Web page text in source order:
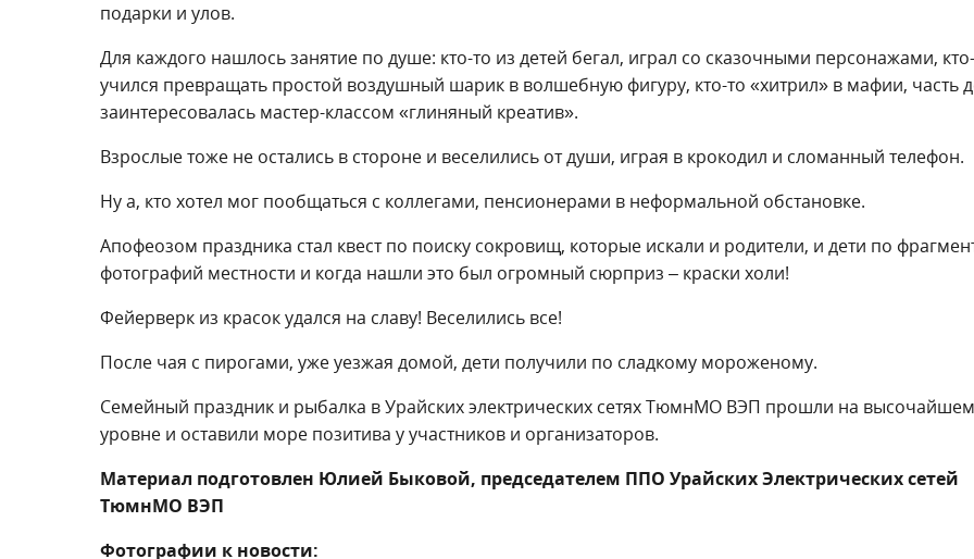
подарки и улов.
Для каждого нашлось занятие по душе: кто-то из детей бегал, играл со сказочными персонажами,
учился превращать простой воздушный шарик в волшебную фигуру, кто-то «хитрил» в мафии, часть
заинтересовалась мастер-классом «глиняный креатив».
Взрослые тоже не остались в стороне и веселились от души, играя в крокодил и сломанный телефон.
Ну а, кто хотел мог пообщаться с коллегами, пенсионерами в неформальной обстановке.
Апофеозом праздника стал квест по поиску сокровищ, которые искали и родители, и дети по
фотографий местности и когда нашли это был огромный сюрприз – краски холи!
Фейерверк из красок удался на славу! Веселились все!
После чая с пирогами, уже уезжая домой, дети получили по сладкому мороженому.
Семейный праздник и рыбалка в Урайских электрических сетях ТюмнМО ВЭП прошли на высочайшем
уровне и оставили море позитива у участников и организаторов.
Материал подготовлен Юлией Быковой, председателем ППО Урайских Электрических сетей
ТюмнМО ВЭП
Фотографии к новости: